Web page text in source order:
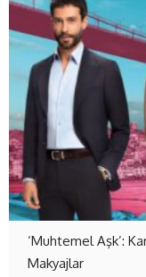
‘Muhtemel Aşk’:
Makyajlar